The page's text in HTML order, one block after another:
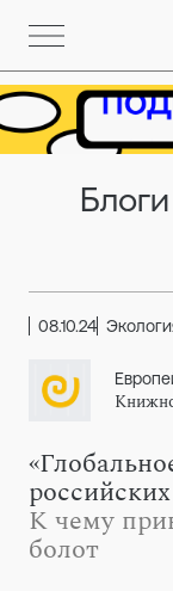
08.10.24
К чему
болот